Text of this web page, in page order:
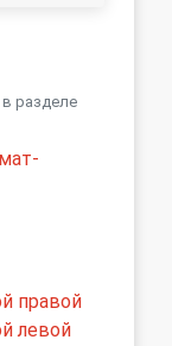
в разделе
правой
левой